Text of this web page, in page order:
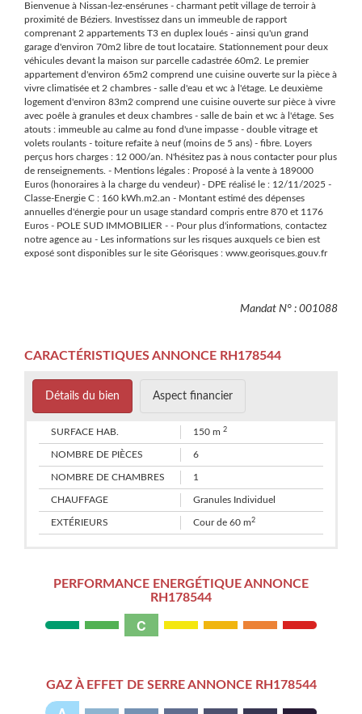
Bienvenue à Nissan-lez-ensérunes - charmant petit village de terroir à
proximité de Béziers. Investissez dans un immeuble de rapport
comprenant 2 appartements T3 en duplex loués - ainsi qu'un grand
garage d'environ 70m2 libre de tout locataire. Stationnement pour deux
véhicules devant la maison sur parcelle cadastrée 60m2. Le premier
appartement d'environ 65m2 comprend une cuisine ouverte sur la pièce à
vivre climatisée et 2 chambres - salle d'eau et wc à l'étage. Le deuxième
logement d'environ 83m2 comprend une cuisine ouverte sur pièce à vivre
avec poêle à granules et deux chambres - salle de bain et wc à l'étage. Ses
atouts : immeuble au calme au fond d'une impasse - double vitrage et
volets roulants - toiture refaite à neuf (moins de 5 ans) - fibre. Loyers
perçus hors charges : 12 000/an. N'hésitez pas à nous contacter pour plus
de renseignements. - Mentions légales : Proposé à la vente à 189000
Euros (honoraires à la charge du vendeur) - DPE réalisé le : 12/11/2025 -
Classe-Energie C : 160 kWh.m2.an - Montant estimé des dépenses
annuelles d'énergie pour un usage standard compris entre 870 et 1176
Euros - POLE SUD IMMOBILIER - - Pour plus d'informations, contactez
notre agence au - Les informations sur les risques auxquels ce bien est
exposé sont disponibles sur le site Géorisques : www.georisques.gouv.fr
Mandat N° : 001088
CARACTÉRISTIQUES ANNONCE RH178544
Détails du bien Aspect financier
SURFACE HAB. 150 m 2
NOMBRE DE PIÈCES 6
NOMBRE DE CHAMBRES 1
CHAUFFAGE Granules Individuel
EXTÉRIEURS Cour de 60 m2
PERFORMANCE ENERGÉTIQUE ANNONCE
RH178544
C
GAZ À EFFET DE SERRE ANNONCE RH178544